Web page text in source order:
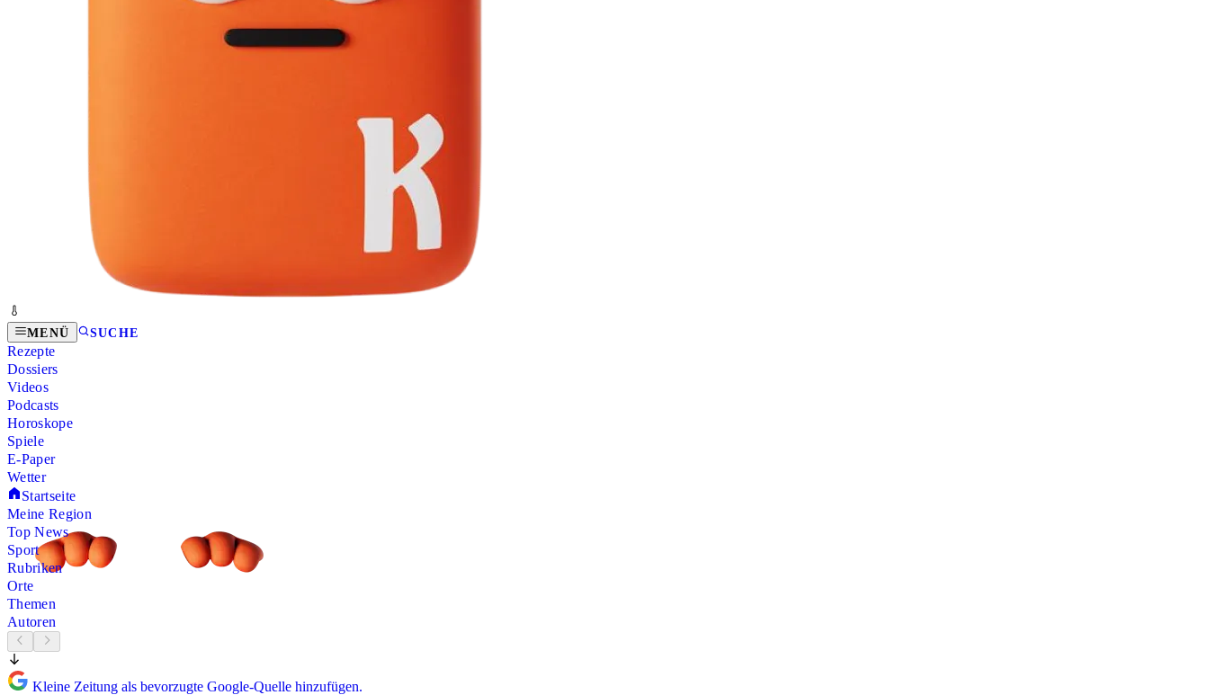
MENÜ SUCHE
Rezepte
Dossiers
Videos
Podcasts
Horoskope
Spiele
E-Paper
Wetter
Startseite
Meine Region
Top News
Sport
Rubriken
Orte
Themen
Autoren
Kleine Zeitung als bevorzugte Google-Quelle hinzufügen.